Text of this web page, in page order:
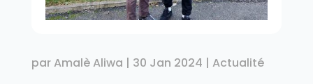
parAmalè Aliwa | 30 Jan 2024 | Actualité